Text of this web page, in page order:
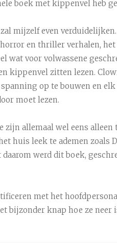
boek met kippenvel heb
mijzelf even
en thriller verhalen, het
wat voor volwassene
kippenvel zitten lezen.
op te bouwen en
moet lezen.
zijn allemaal wel eens alleen
huis leek te ademen zoals
werd dit boek,
met het
bijzonder knap hoe ze neer